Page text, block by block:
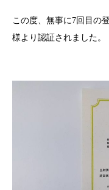
この度、無事に7回目の
様より認証されました。